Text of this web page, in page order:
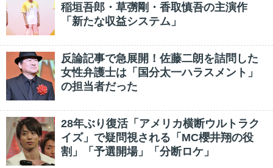
稲垣吾郎・草彅剛・香取慎吾の主演作
「新たな収益システム」
反論記事で急展開！佐藤二朗を詰問した
女性弁護士は「国分太一ハラスメント」
の担当者だった
28年ぶり復活「アメリカ横断ウルトラク
イズ」で疑問視される「MC櫻井翔の役
割」「予選開場」「分断ロケ」